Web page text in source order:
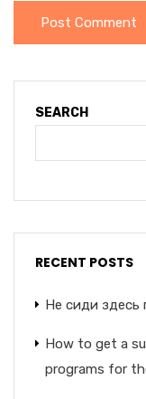
SEARCH
RECENT POSTS
Не сиди здесь
How to get a
programs for